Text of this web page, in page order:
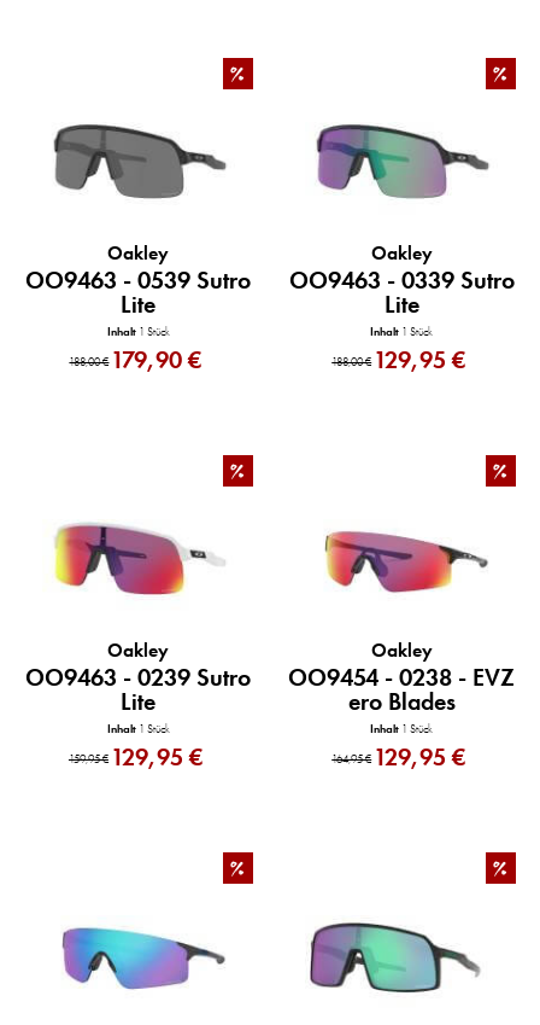
%
Oakley
OO9463 - 0539 Sutro
Lite
Inhalt 1 Stück
188,00 € 179,90 €
%
Oakley
OO9463 - 0339 Sutro
Lite
Inhalt 1 Stück
188,00 € 129,95 €
%
Oakley
OO9463 - 0239 Sutro
Lite
Inhalt 1 Stück
159,95 € 129,95 €
%
Oakley
OO9454 - 0238 - EVZ
ero Blades
Inhalt 1 Stück
164,95 € 129,95 €
% %